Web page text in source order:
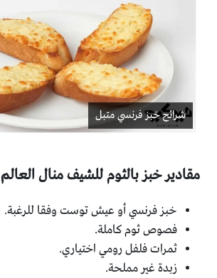
شرائح خبز فرنسي متبل
مقادير خبز بالثوم للشيف منال العالم
خبز فرنسي أو عيش توست وفقا للرغبة.
فصوص ثوم كاملة.
ثمرات فلفل رومي اختياري.
زبدة غير مملحة.